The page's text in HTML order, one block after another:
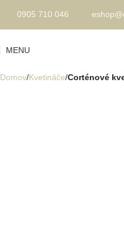
MENU
Domov Kvetináče Corténové
0905 710 046